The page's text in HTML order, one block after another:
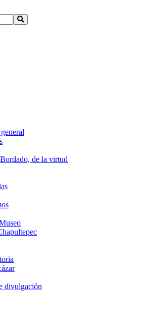
de la virtud
divulgación